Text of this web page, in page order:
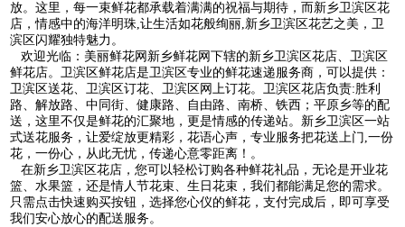
放。这里，每一束鲜花都承载着满满的祝福与期待，而新乡卫滨区花
店，情感中的海洋明珠,让生活如花般绚丽,新乡卫滨区花艺之美，卫
滨区闪耀独特魅力。
欢迎光临：美丽鲜花网新乡鲜花网下辖的新乡卫滨区花店、卫滨区
鲜花店。卫滨区鲜花店是卫滨区专业的鲜花速递服务商，可以提供：
卫滨区送花、卫滨区订花、卫滨区网上订花。卫滨区花店负责:胜利
路、解放路、中同街、健康路、自由路、南桥、铁西；平原乡等的配
送，这里不仅是鲜花的汇聚地，更是情感的传递站。新乡卫滨区一站
式送花服务，让爱绽放更精彩，花语心声，专业服务把花送上门,一份
花，一份心，从此无忧，传递心意零距离！。
在新乡卫滨区花店，您可以轻松订购各种鲜花礼品，无论是开业花
篮、水果篮，还是情人节花束、生日花束，我们都能满足您的需求。
只需点击快速购买按钮，选择您心仪的鲜花，支付完成后，即可享受
我们安心放心的配送服务。